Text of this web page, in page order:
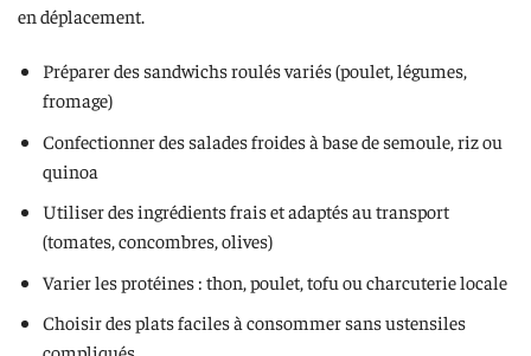
en déplacement.
Préparer des sandwichs roulés variés (poulet, légumes,
fromage)
Confectionner des salades froides à base de semoule, riz ou
quinoa
Utiliser des ingrédients frais et adaptés au transport
(tomates, concombres, olives)
Varier les protéines : thon, poulet, tofu ou charcuterie locale
Choisir des plats faciles à consommer sans ustensiles